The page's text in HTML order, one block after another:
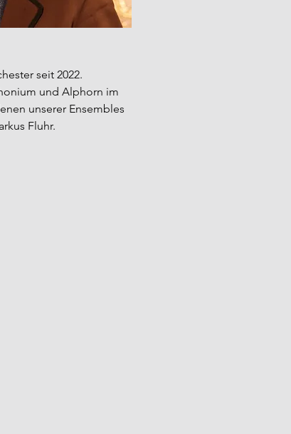
seit 2022.
und Alphorn im
unserer Ensembles
Fluhr.